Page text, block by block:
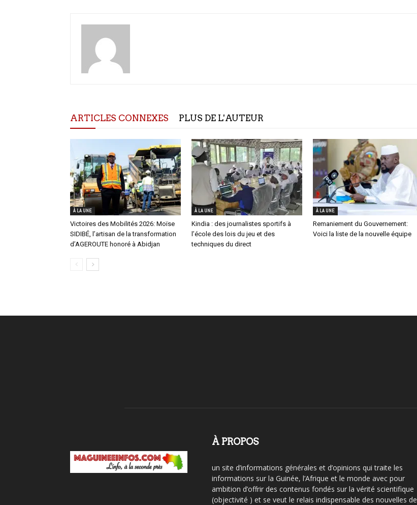
ARTICLES CONNEXES PLUS DE L'AUTEUR
À LA UNE
Victoires des Mobilités 2026: Moïse
SIDIBÉ, l’artisan de la transformation
d’AGEROUTE honoré à Abidjan
À LA UNE
Kindia : des journalistes sportifs à
l’école des lois du jeu et des
techniques du direct
À LA UNE
Remaniement du Gouvernement:
Voici la liste de la nouvelle équipe
À PROPOS
un site d’informations générales et d’opinions qui traite les
informations sur la Guinée, l’Afrique et le monde avec pour
ambition d’offrir des contenus fondés sur la vérité scientifique
(objectivité ) et se veut le relais indispensable des nouvelles de